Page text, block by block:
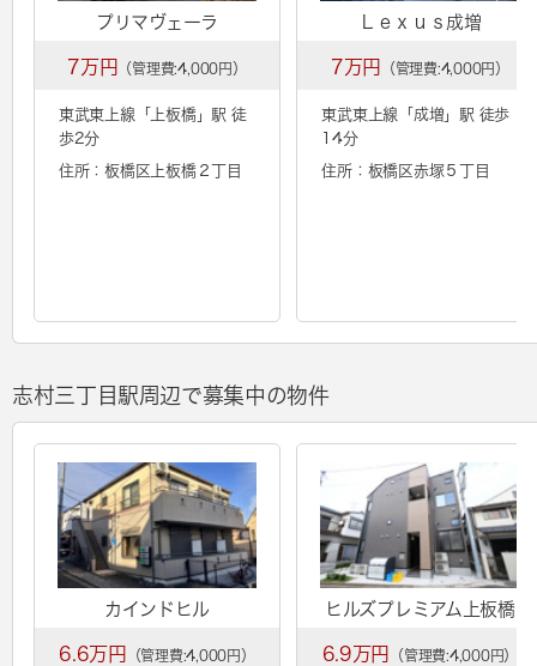
プリマヴェーラ
7万円 （管理費:4,000円）
東武東上線「 上板橋」駅 徒
歩2分
住所：板橋区上板橋２丁目
Ｌｅｘｕｓ成増
7万円 （管理費:4,000円）
東武東上線「 成増 」駅 徒歩
14分
住所：板橋区赤塚５丁目
志村三丁目駅周辺で募集中の物件
カインドヒル
6.6万円 （管理費:4,000円）
ヒルズプレミアム上板橋
6.9万円 （管理費:4,000円）